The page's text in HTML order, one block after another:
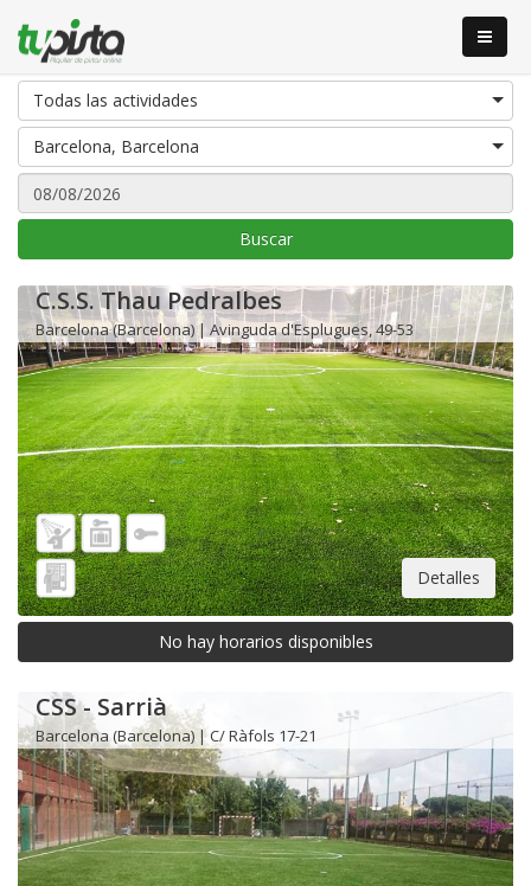
Todas las actividades
Barcelona, Barcelona
Buscar
C.S.S. Thau Pedralbes
Barcelona (Barcelona) | Avinguda d'Esplugues, 49-53
Detalles
No hay horarios disponibles
CSS - Sarrià
Barcelona (Barcelona) | C/ Ràfols 17-21